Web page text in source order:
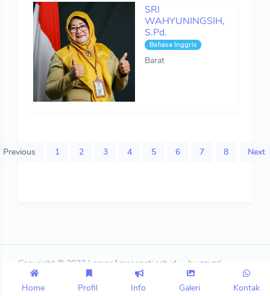
Home Profil Info Galeri Kontak
SRI
WAHYUNINGSIH,
S.Pd.
Bahasa Inggris
Barat
Previous 1 2 3 4 5 6 7 8 Next
Copyright © 2023 | smpn1maospati.sch.id by asyari